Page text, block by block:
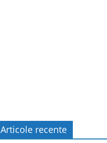
Articole recente